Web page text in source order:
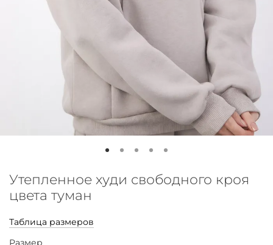
Утепленное худи свободного кроя
цвета туман
Таблица размеров
Размер